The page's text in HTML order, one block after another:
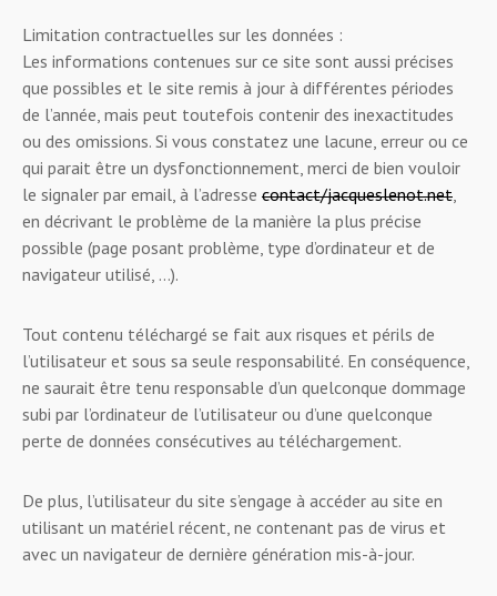
Limitation contractuelles sur les données :
Les informations contenues sur ce site sont aussi précises
que possibles et le site remis à jour à différentes périodes
de l’année, mais peut toutefois contenir des inexactitudes
ou des omissions. Si vous constatez une lacune, erreur ou ce
qui parait être un dysfonctionnement, merci de bien vouloir
le signaler par email, à l’adresse contact/jacqueslenot.net,
en décrivant le problème de la manière la plus précise
possible (page posant problème, type d’ordinateur et de
navigateur utilisé, …).
Tout contenu téléchargé se fait aux risques et périls de
l’utilisateur et sous sa seule responsabilité. En conséquence,
ne saurait être tenu responsable d’un quelconque dommage
subi par l’ordinateur de l’utilisateur ou d’une quelconque
perte de données consécutives au téléchargement.
De plus, l’utilisateur du site s’engage à accéder au site en
utilisant un matériel récent, ne contenant pas de virus et
avec un navigateur de dernière génération mis-à-jour.